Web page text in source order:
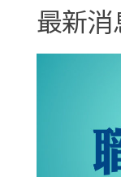
最新消